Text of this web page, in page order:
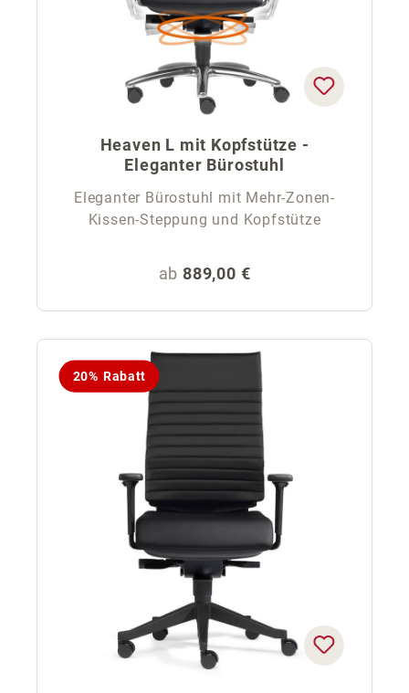
Heaven L mit Kopfstütze -
Eleganter Bürostuhl
Eleganter Bürostuhl mit Mehr-Zonen-
Kissen-Steppung und Kopfstütze
Regulärer Preis:
ab 889,00 €
20% Rabatt